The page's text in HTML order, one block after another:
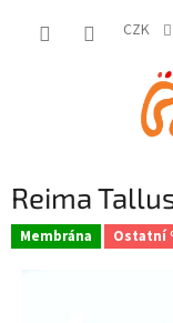
CZK
Reima
Membrána Ostatní